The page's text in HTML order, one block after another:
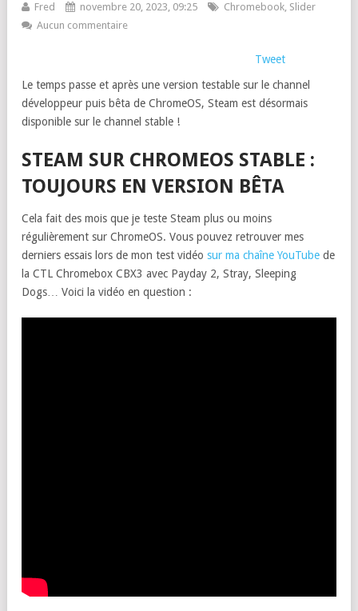
Fred novembre 20, 2023, 09:25 Chromebook, Slider
Aucun commentaire
Tweet
Le temps passe et après une version testable sur le channel
développeur puis bêta de ChromeOS, Steam est désormais
disponible sur le channel stable !
STEAM SUR CHROMEOS STABLE :
TOUJOURS EN VERSION BÊTA
Cela fait des mois que je teste Steam plus ou moins
régulièrement sur ChromeOS. Vous pouvez retrouver mes
derniers essais lors de mon test vidéo sur ma chaîne YouTube de
la CTL Chromebox CBX3 avec Payday 2, Stray, Sleeping
Dogs… Voici la vidéo en question :